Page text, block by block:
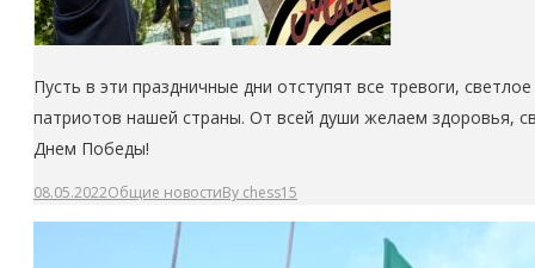
Пусть в эти праздничные дни отступят все тревоги,
патриотов нашей страны. От всей души желаем здоровья,
Днем Победы!
08.05.2022Общие новостиBy chess15